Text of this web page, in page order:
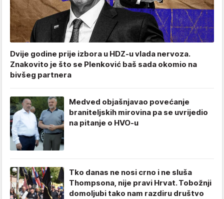
Dvije godine prije izbora u HDZ-u vlada nervoza.
Znakovito je što se Plenković baš sada okomio na
bivšeg partnera
Medved objašnjavao povećanje
braniteljskih mirovina pa se uvrijedio
na pitanje o HVO-u
Tko danas ne nosi crno i ne sluša
Thompsona, nije pravi Hrvat. Tobožnji
domoljubi tako nam razdiru društvo